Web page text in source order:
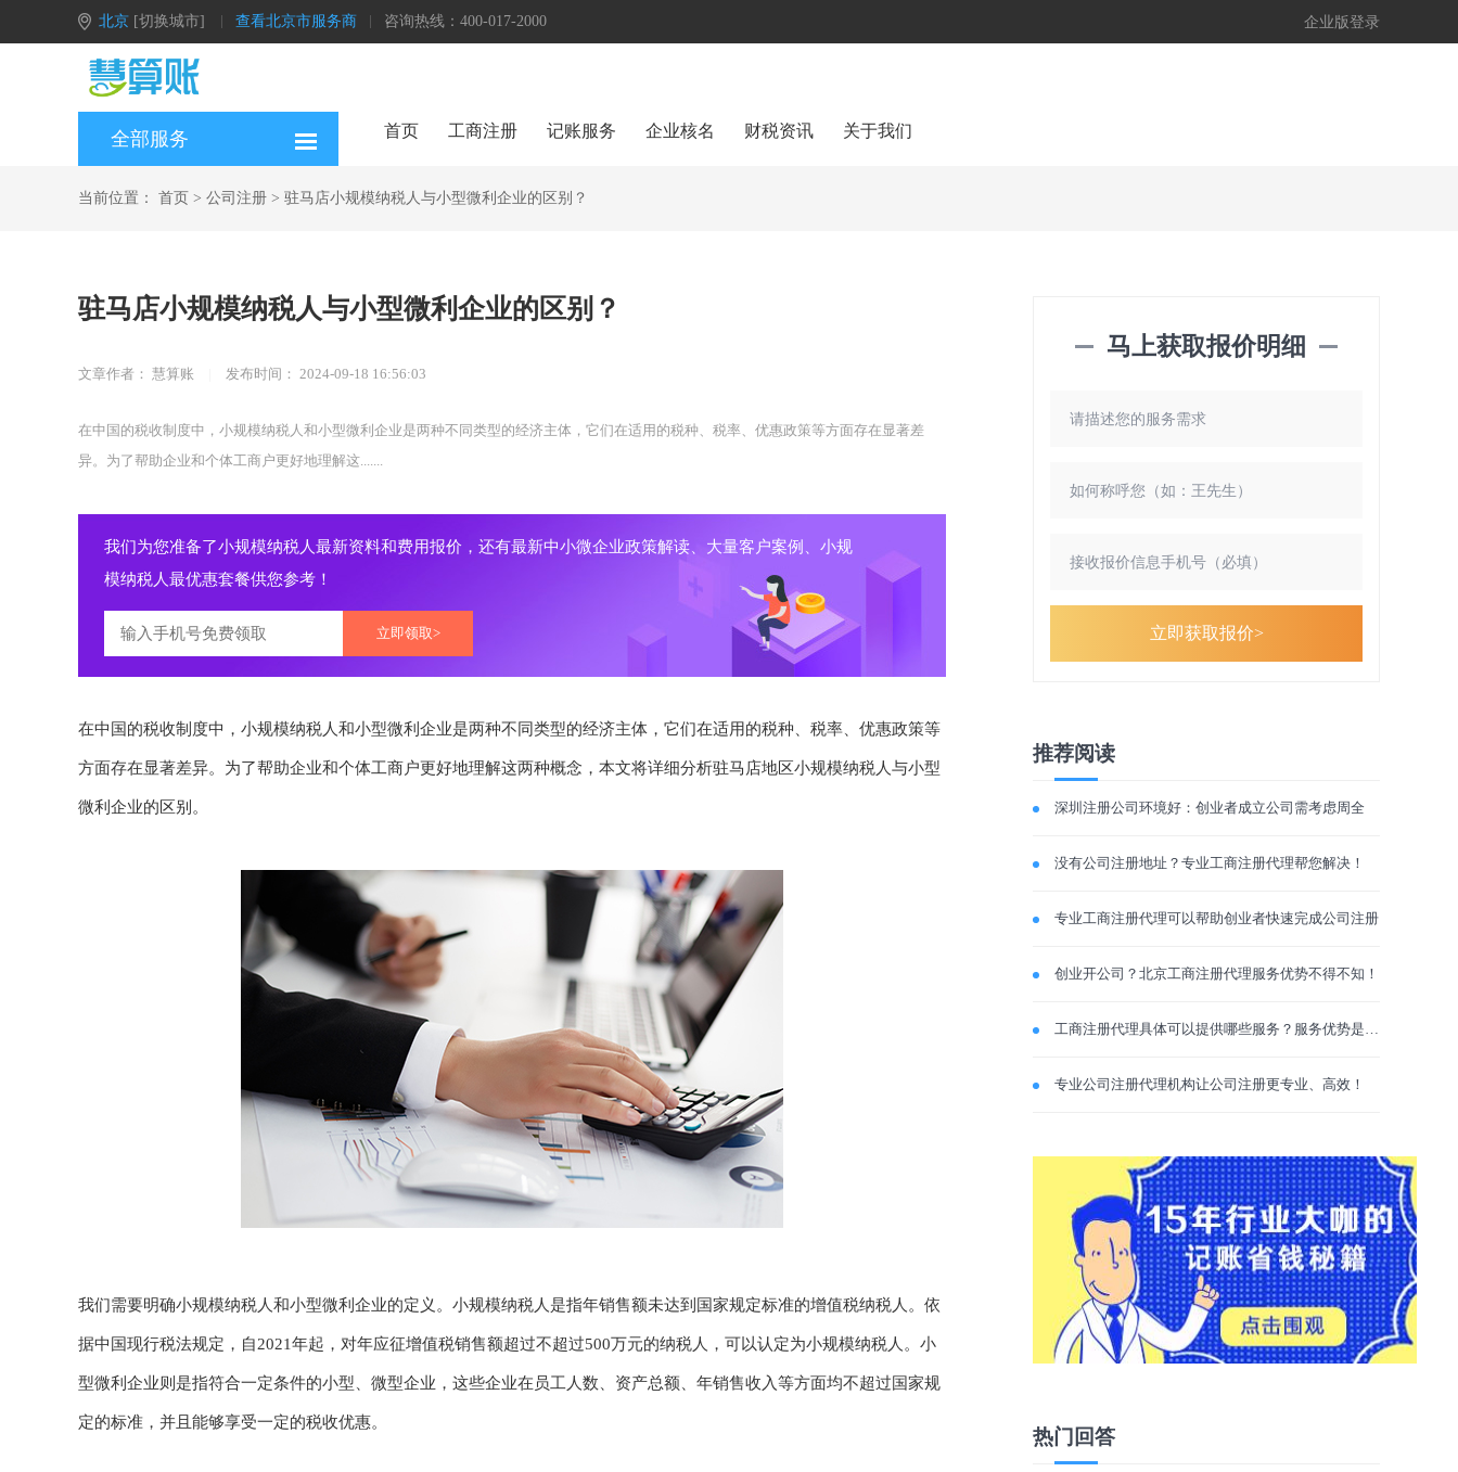
北京 [切换城市] 查看北京市服务商 咨询热线：400-017-2000 企业版登录
全部服务 首页 工商注册 记账服务 企业核名 财税资讯 关于我们
当前位置： 首页 > 公司注册 > 驻马店小规模纳税人与小型微利企业的区别？
驻马店小规模纳税人与小型微利企业的区别？
文章作者： 慧算账 发布时间： 2024-09-18 16:56:03
在中国的税收制度中，小规模纳税人和小型微利企业是两种不同类型的经济主体，它们在适用的税种、税率、优惠政策等方面存在显著差
异。为了帮助企业和个体工商户更好地理解这.......
我们为您准备了小规模纳税人最新资料和费用报价，还有最新中小微企业政策解读、大量客户案例、小规
模纳税人最优惠套餐供您参考！
立即领取>
在中国的税收制度中，小规模纳税人和小型微利企业是两种不同类型的经济主体，它们在适用的税种、税率、优惠政策等
方面存在显著差异。为了帮助企业和个体工商户更好地理解这两种概念，本文将详细分析驻马店地区小规模纳税人与小型
微利企业的区别。
我们需要明确小规模纳税人和小型微利企业的定义。小规模纳税人是指年销售额未达到国家规定标准的增值税纳税人。依
据中国现行税法规定，自2021年起，对年应征增值税销售额超过不超过500万元的纳税人，可以认定为小规模纳税人。小
型微利企业则是指符合一定条件的小型、微型企业，这些企业在员工人数、资产总额、年销售收入等方面均不超过国家规
定的标准，并且能够享受一定的税收优惠。
马上获取报价明细
立即获取报价>
推荐阅读
深圳注册公司环境好：创业者成立公司需考虑周全
没有公司注册地址？专业工商注册代理帮您解决！
专业工商注册代理可以帮助创业者快速完成公司注册
创业开公司？北京工商注册代理服务优势不得不知！
工商注册代理具体可以提供哪些服务？服务优势是什么？
专业公司注册代理机构让公司注册更专业、高效！
热门回答